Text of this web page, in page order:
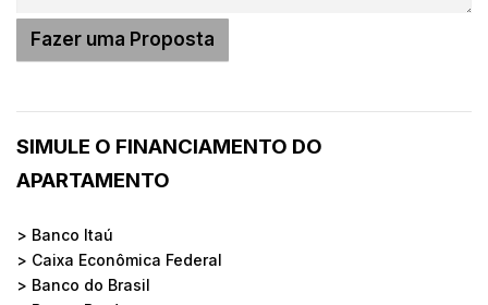
SIMULE O FINANCIAMENTO DO
APARTAMENTO
> Banco Itaú
> Caixa Econômica Federal
> Banco do Brasil